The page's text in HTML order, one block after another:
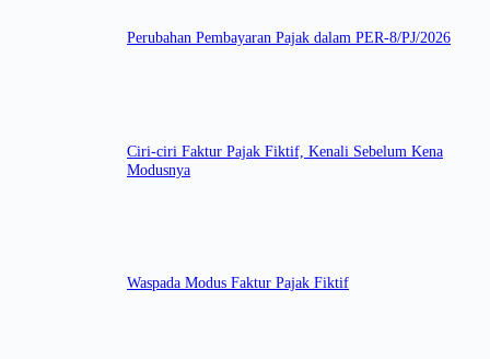
Perubahan Pembayaran Pajak dalam PER-8/PJ/2026
Ciri-ciri Faktur Pajak Fiktif, Kenali Sebelum Kena
Modusnya
Waspada Modus Faktur Pajak Fiktif